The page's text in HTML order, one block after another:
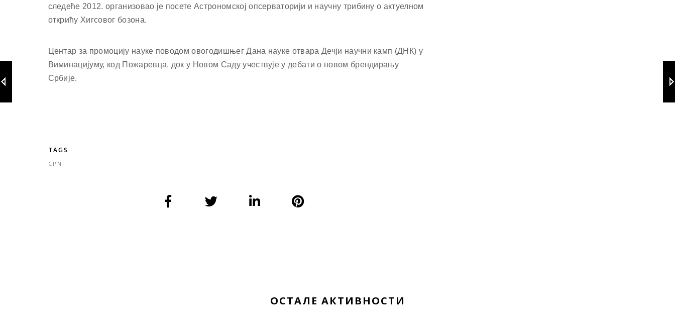
следеће 2012. организовао је посете Астрономској опсерваторији и научну трибину о актуелном
открићу Хигсовог бозона.
Центар за промоцију науке поводом овогодишњег Дана науке отвара Дечји научни камп (ДНК) у
Виминацијуму, код Пожаревца, док у Новом Саду учествује у дебати о новом брендирању
Србије.
TAGS
CPN
ОСТАЛЕ АКТИВНОСТИ